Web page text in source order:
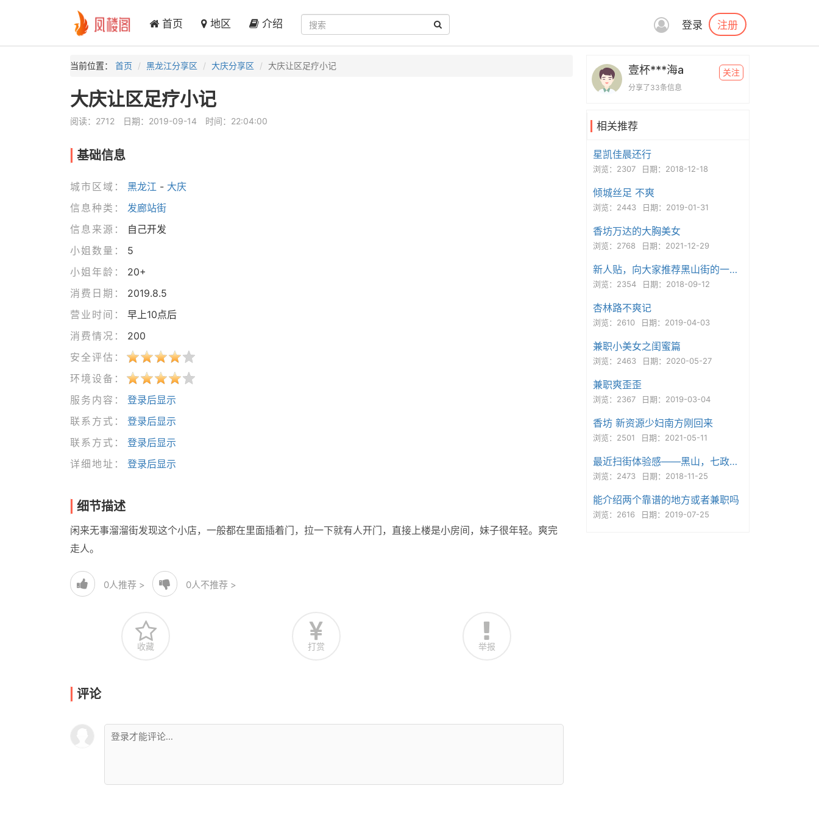
首页 地区 介绍 登录 注册
当前位置： 首页 黑龙江分享区 大庆分享区 大庆让区足疗小记
大庆让区足疗小记
阅读：2712 日期：2019-09-14 时间：22:04:00
基础信息
城市区域： 黑龙江 - 大庆
信息种类：
发廊站街
信息来源：
自己开发
小姐数量：
5
小姐年龄：
20+
消费日期：
2019.8.5
营业时间：
早上10点后
消费情况：
200
安全评估：
环境设备：
服务内容：
登录后显示
联系方式：
登录后显示
联系方式：
登录后显示
详细地址：
登录后显示
细节描述
闲来无事溜溜街发现这个小店，一般都在里面插着门，拉一下就有人开门，直接上楼是小房间，妹子很年轻。爽完
走人。
0人推荐 > 0人不推荐 >
收藏 打赏 举报
评论
壹杯***海a
分享了33条信息
关注
相关推荐
星凯佳晨还行
浏览：2307 日期：2018-12-18
倾城丝足 不爽
浏览：2443 日期：2019-01-31
香坊万达的大胸美女
浏览：2768 日期：2021-12-29
新人贴，向大家推荐黑山街的一家店。
浏览：2354 日期：2018-09-12
杏林路不爽记
浏览：2610 日期：2019-04-03
兼职小美女之闺蜜篇
浏览：2463 日期：2020-05-27
兼职爽歪歪
浏览：2367 日期：2019-03-04
香坊 新资源少妇南方刚回来
浏览：2501 日期：2021-05-11
最近扫街体验感――黑山，七政，安化
浏览：2473 日期：2018-11-25
能介绍两个靠谱的地方或者兼职吗
浏览：2616 日期：2019-07-25